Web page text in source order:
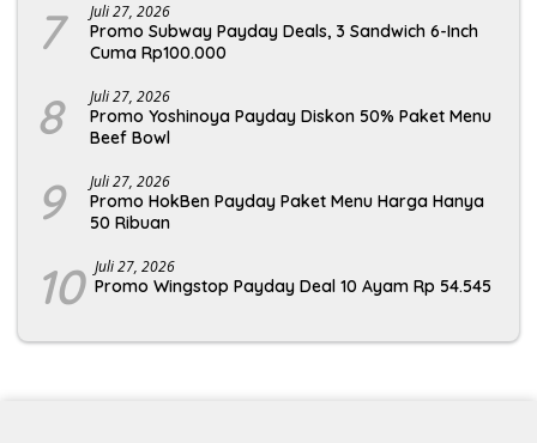
7 Juli 27, 2026
Promo Subway Payday Deals, 3 Sandwich 6-Inch
Cuma Rp100.000
8 Juli 27, 2026
Promo Yoshinoya Payday Diskon 50% Paket Menu
Beef Bowl
9 Juli 27, 2026
Promo HokBen Payday Paket Menu Harga Hanya
50 Ribuan
10 Juli 27, 2026
Promo Wingstop Payday Deal 10 Ayam Rp 54.545